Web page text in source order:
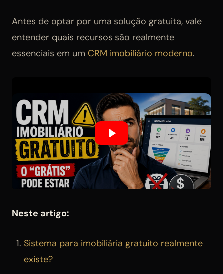
Antes de optar por uma solução gratuita, vale
entender quais recursos são realmente
essenciais em um CRM imobiliário moderno.
Neste artigo:
Sistema para imobiliária gratuito realmente
existe?